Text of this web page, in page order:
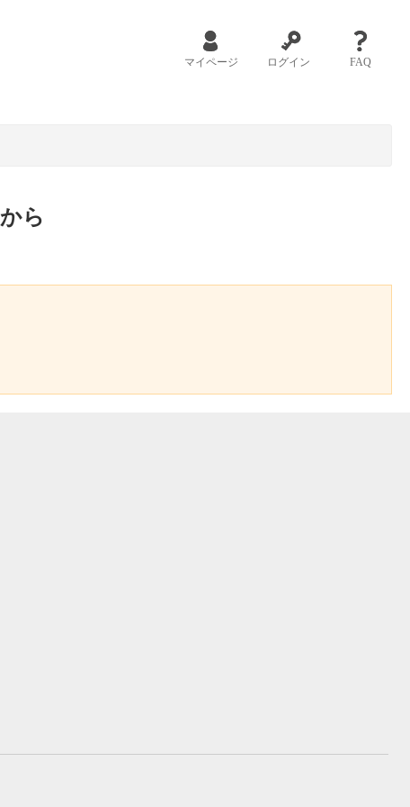
マイページ ログイン FAQ
から